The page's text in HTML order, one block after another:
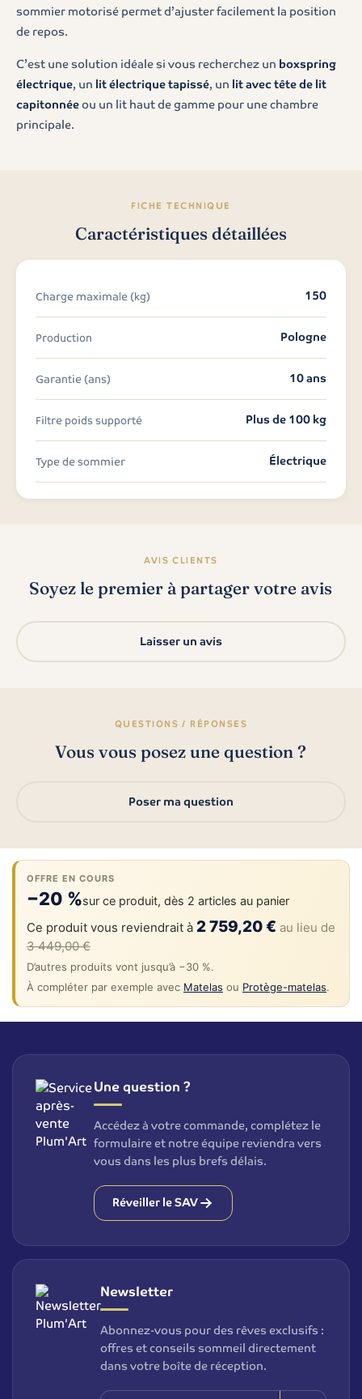
sommier motorisé permet d’ajuster facilement la position
de repos.
C’est une solution idéale si vous recherchez un boxspring
électrique, un lit électrique tapissé, un lit avec tête de lit
capitonnéeou un lit haut de gamme pour une chambre
principale.
FICHE TECHNIQUE
Caractéristiques détaillées
Charge maximale (kg) 150
Production Pologne
Garantie (ans) 10 ans
Filtre poids supporté Plus de 100 kg
Type de sommier Électrique
AVIS CLIENTS
Soyez le premier à partager votre avis
Laisser un avis
QUESTIONS / RÉPONSES
Vous vous posez une question ?
Poser ma question
OFFRE EN COURS
−20 %sur ce produit, dès 2 articles au panier
Ce produit vous reviendrait à 2 759,20 € au lieu de
3 449,00 €
D’autres produits vont jusqu’à −30 %.
À compléter par exemple avec Matelas ou Protège-matelas.
Une question ?
Accédez à votre commande, complétez le
formulaire et notre équipe reviendra vers
vous dans les plus brefs délais.
Réveiller le SAV
Newsletter
Abonnez-vous pour des rêves exclusifs :
offres et conseils sommeil directement
dans votre boîte de réception.